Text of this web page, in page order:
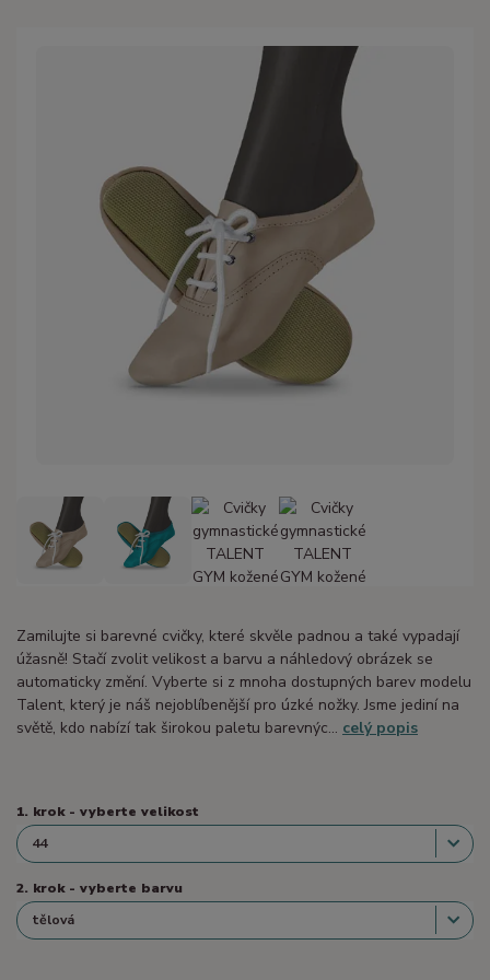
Zamilujte si barevné cvičky, které skvěle padnou a také vypadají
úžasně! Stačí zvolit velikost a barvu a náhledový obrázek se
automaticky změní. Vyberte si z mnoha dostupných barev modelu
Talent, který je náš nejoblíbenější pro úzké nožky. Jsme jediní na
světě, kdo nabízí tak širokou paletu barevnýc... celý popis
1. krok - vyberte velikost
2. krok - vyberte barvu